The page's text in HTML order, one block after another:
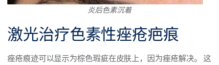
炎后色素沉着
激光治疗色素性痤疮疤痕
痤疮痕迹可以显示为棕色瑕疵在皮肤上，因为痤疮解决。 这